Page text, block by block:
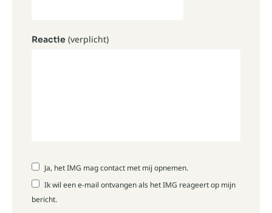
Reactie (verplicht)
Ja, het IMG mag contact met mij opnemen.
Ik wil een e-mail ontvangen als het IMG reageert op mijn
bericht.